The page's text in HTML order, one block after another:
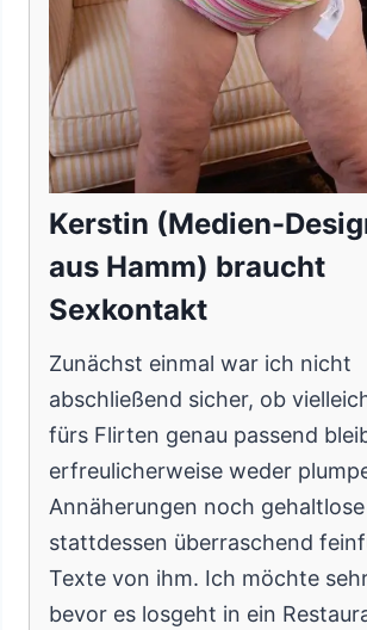
Kerstin (Medien-
aus Hamm) braucht
Sexkontakt
Zunächst einmal war ich nicht
abschließend sicher, ob
fürs Flirten genau passend
erfreulicherweise weder
Annäherungen noch
stattdessen überraschend
Texte von ihm. Ich möchte
bevor es losgeht in ein